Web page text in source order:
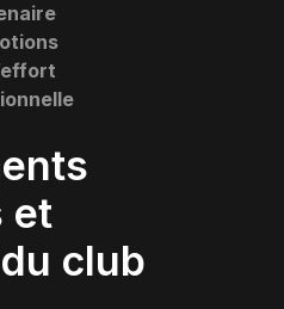
et
club